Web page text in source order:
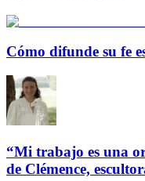
Cómo difunde su fe
“Mi trabajo es una
de Clémence,